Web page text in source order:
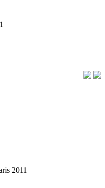
2011